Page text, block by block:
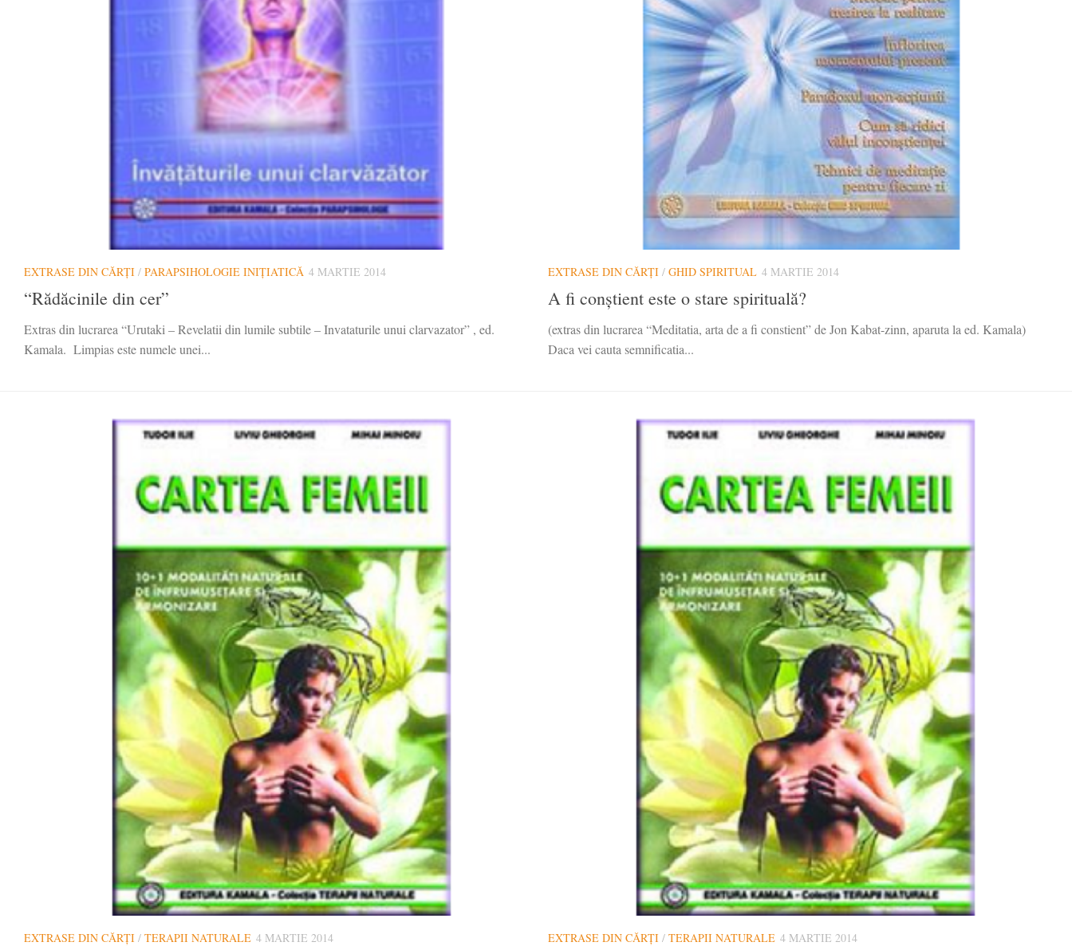
EXTRASE DIN CĂRȚI / PARAPSIHOLOGIE INIȚIATICĂ 4 MARTIE 2014
“Rădăcinile din cer”
Extras din lucrarea “Urutaki – Revelatii din lumile subtile – Invataturile unui clarvazator” , ed.
Kamala. Limpias este numele unei...
EXTRASE DIN CĂRȚI / GHID SPIRITUAL 4 MARTIE 2014
A fi conștient este o stare spirituală?
(extras din lucrarea “Meditatia, arta de a fi constient” de Jon Kabat-zinn, aparuta la ed. Kamala)
Daca vei cauta semnificatia...
EXTRASE DIN CĂRȚI / TERAPII NATURALE 4 MARTIE 2014 EXTRASE DIN CĂRȚI / TERAPII NATURALE 4 MARTIE 2014